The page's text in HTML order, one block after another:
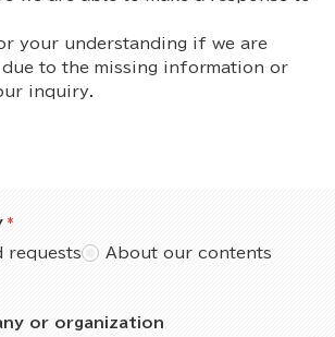
your understanding if we are
to the missing information or
inquiry.
requests
About our contents
or organization